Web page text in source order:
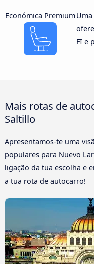
Económica Premium
FI e
Mais rotas de
Saltillo
Apresentamos-te uma
populares para Nuevo
ligação da tua escolha e
a tua rota de autocarro!